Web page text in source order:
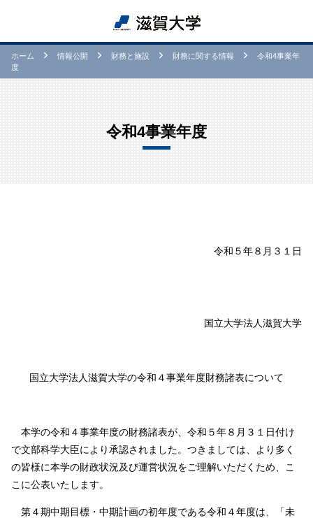
ホーム 情報公開 財務と施設 財務に関する情報
令和4事業年
度
令和4事業年度
令和５年８月３１日
国立大学法人滋賀大学
国立大学法人滋賀大学の令和４事業年度財務諸表について
本学の令和４事業年度の財務諸表が、令和５年８月３１日付け
で文部科学大臣により承認されました。つきましては、より多く
の皆様に本学の財政状況及び運営状況をご理解いただくため、こ
こに公表いたします。
第４期中期目標・中期計画の初年度である令和４年度は、「未